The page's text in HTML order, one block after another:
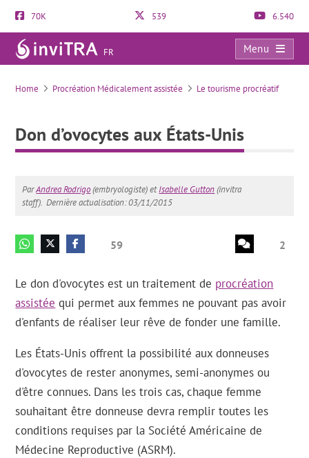
70K 539 6.540
FR
Menu
Don d’ovocytes aux États-Unis
Home Procréation Médicalement assistée Le tourisme procréatif
Don d’ovocytes aux États-Unis
ParAndrea Rodrigo(embryologiste) etIsabelle Gutton(invitra
staff). Dernière actualisation: 03/11/2015
59 2
Le don d'ovocytes est un traitement de procréation
assistée qui permet aux femmes ne pouvant pas avoir
d'enfants de réaliser leur rêve de fonder une famille.
Les États-Unis offrent la possibilité aux donneuses
d'ovocytes de rester anonymes, semi-anonymes ou
d'être connues. Dans les trois cas, chaque femme
souhaitant être donneuse devra remplir toutes les
conditions requises par la Société Américaine de
Médecine Reproductive (ASRM).